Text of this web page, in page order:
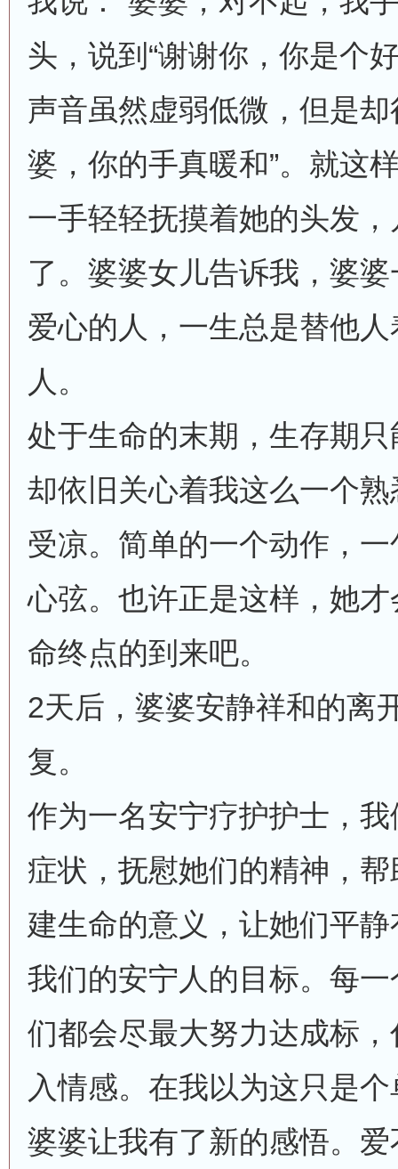
头，说到“谢谢你，你是个
声音虽然虚弱低微，但是
婆，你的手真暖和”。就这
一手轻轻抚摸着她的头发
了。婆婆女儿告诉我，婆
爱心的人，一生总是替他
人。
处于生命的末期，生存期
却依旧关心着我这么一个
受凉。简单的一个动作，
心弦。也许正是这样，她
命终点的到来吧。
2天后，婆婆安静祥和的离
复。
作为一名安宁疗护护士，
症状，抚慰她们的精神，
建生命的意义，让她们平
我们的安宁人的目标。每
们都会尽最大努力达成标
入情感。在我以为这只是
婆婆让我有了新的感悟。